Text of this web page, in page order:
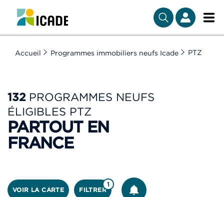
Accueil Programmes immobiliers neufs Icade PTZ
132 PROGRAMMES NEUFS
ÉLIGIBLES PTZ
PARTOUT EN
FRANCE
VOIR LA CARTE FILTRER
1
ÊTRE ALERTÉ